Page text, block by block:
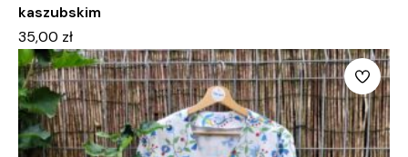
kaszubskim
35,00 zł